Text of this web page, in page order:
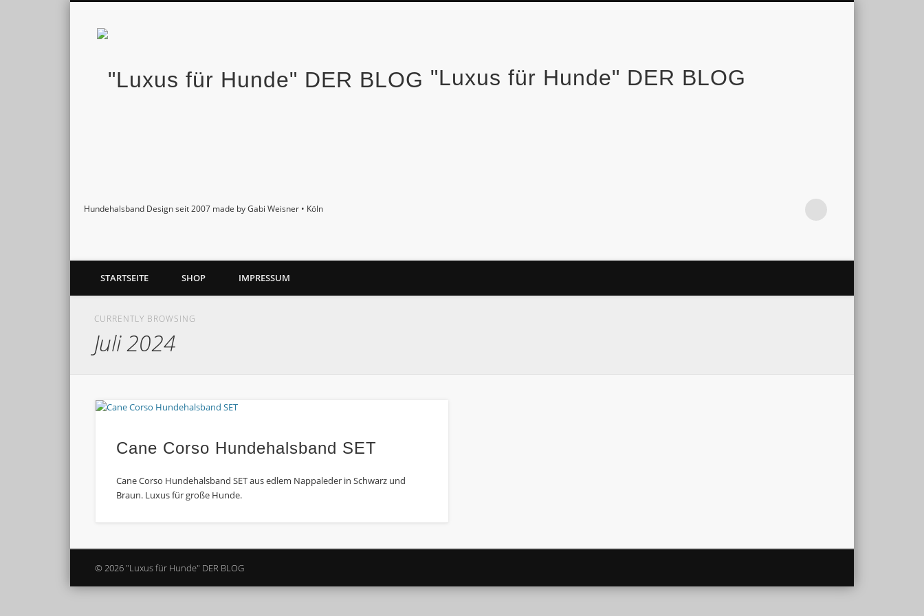
"Luxus für Hunde" DER BLOG
Hundehalsband Design seit 2007 made by Gabi Weisner • Köln
PinterestGoogle+
STARTSEITE SHOP IMPRESSUM
CURRENTLY BROWSING
Juli 2024
Cane Corso Hundehalsband SET
Cane Corso Hundehalsband SET aus edlem Nappaleder in Schwarz und
Braun. Luxus für große Hunde.
© 2026 "Luxus für Hunde" DER BLOG